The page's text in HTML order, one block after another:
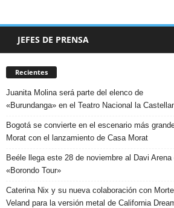
JEFES DE PRENSA
Recientes
Juanita Molina será parte del elenco de
«Burundanga» en el Teatro Nacional la
Bogotá se convierte en el escenario más
Morat con el lanzamiento de Casa Morat
Beéle llega este 28 de noviembre al Davi Arena
«Borondo Tour»
Caterina Nix y su nueva colaboración con
Veland para la versión metal de California